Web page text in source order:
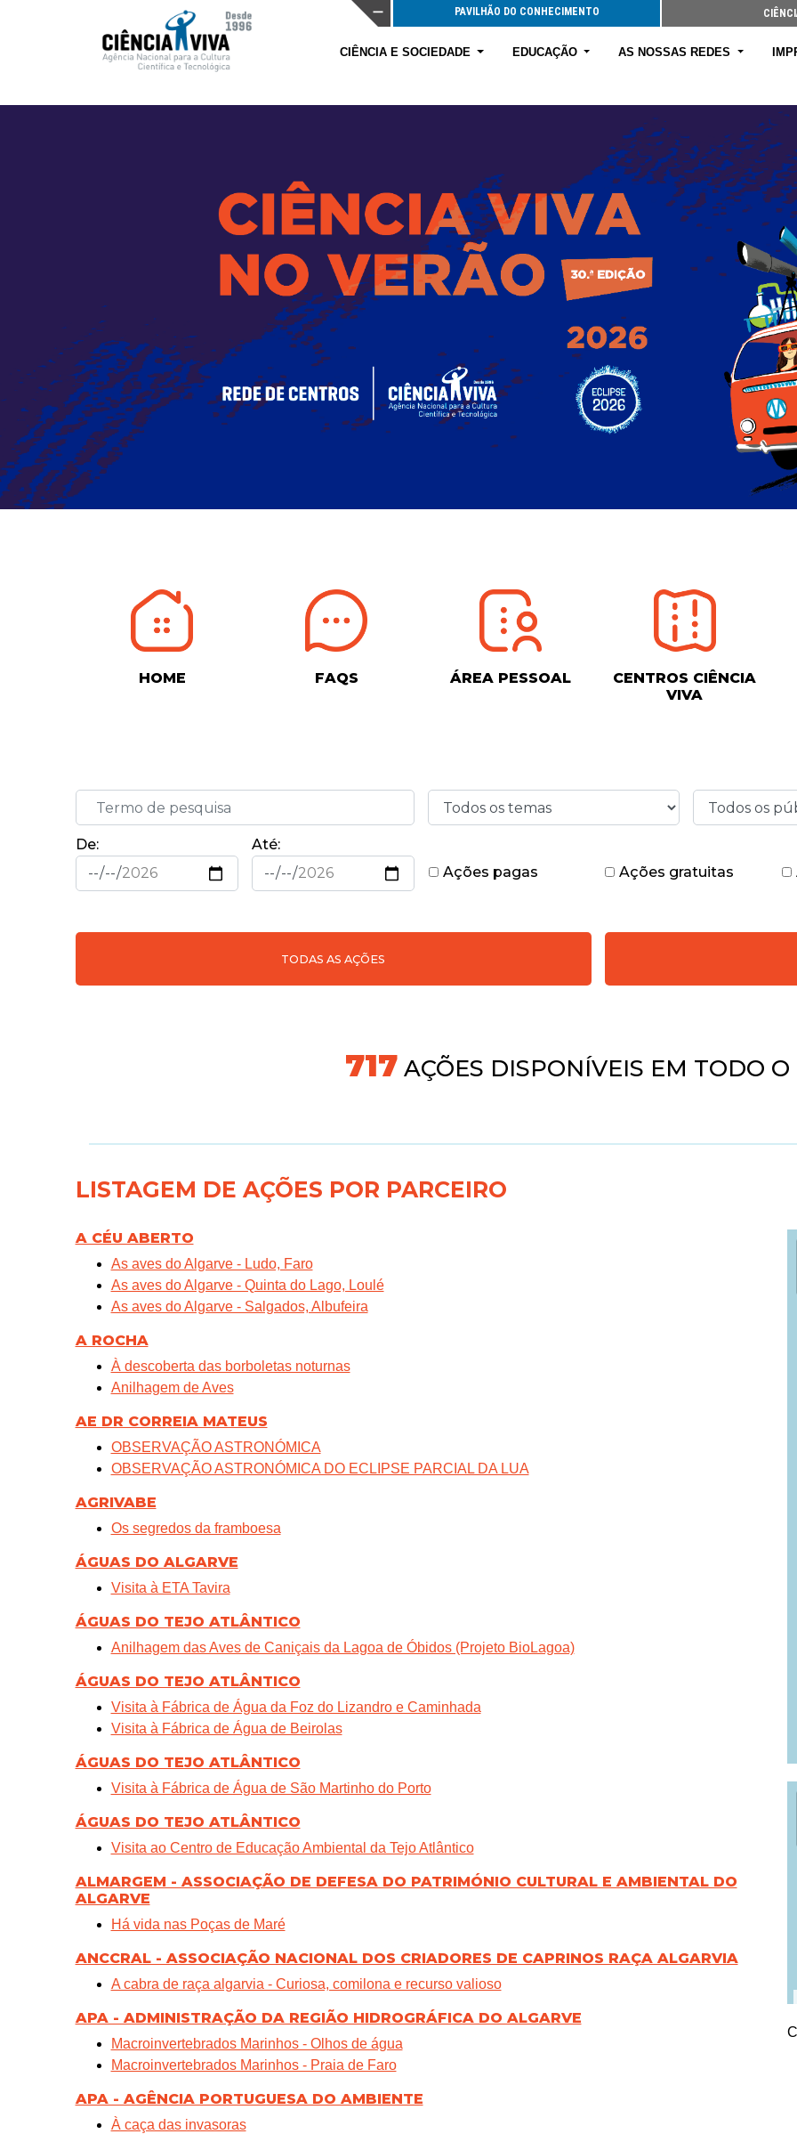
PAVILHÃO DO CONHECIMENTO
CIÊNCIA E SOCIEDADE EDUCAÇÃO AS NOSSAS REDES
HOME FAQS ÁREA PESSOAL
CENTROS CIÊNCIA
VIVA
De:
Até:
Ações pagas
Ações gratuitas
TODAS AS AÇÕES
775 AÇÕES DISPONÍVEIS EM TODO
LISTAGEM DE AÇÕES POR PARCEIRO
A CÉU ABERTO
As aves do Algarve - Ludo, Faro
As aves do Algarve - Quinta do Lago, Loulé
As aves do Algarve - Salgados, Albufeira
A ROCHA
À descoberta das borboletas noturnas
Anilhagem de Aves
AE DR CORREIA MATEUS
OBSERVAÇÃO ASTRONÓMICA
OBSERVAÇÃO ASTRONÓMICA DO ECLIPSE PARCIAL DA LUA
AGRIVABE
Os segredos da framboesa
ÁGUAS DO ALGARVE
Visita à ETA Tavira
ÁGUAS DO TEJO ATLÂNTICO
Anilhagem das Aves de Caniçais da Lagoa de Óbidos (Projeto BioLagoa)
ÁGUAS DO TEJO ATLÂNTICO
Visita à Fábrica de Água da Foz do Lizandro e Caminhada
Visita à Fábrica de Água de Beirolas
ÁGUAS DO TEJO ATLÂNTICO
Visita à Fábrica de Água de São Martinho do Porto
ÁGUAS DO TEJO ATLÂNTICO
Visita ao Centro de Educação Ambiental da Tejo Atlântico
ALMARGEM - ASSOCIAÇÃO DE DEFESA DO PATRIMÓNIO CULTURAL E AMBIENTAL DO
ALGARVE
Há vida nas Poças de Maré
ANCCRAL - ASSOCIAÇÃO NACIONAL DOS CRIADORES DE CAPRINOS RAÇA ALGARVIA
A cabra de raça algarvia - Curiosa, comilona e recurso valioso
APA - ADMINISTRAÇÃO DA REGIÃO HIDROGRÁFICA DO ALGARVE
Macroinvertebrados Marinhos - Olhos de água
Macroinvertebrados Marinhos - Praia de Faro
APA - AGÊNCIA PORTUGUESA DO AMBIENTE
À caça das invasoras